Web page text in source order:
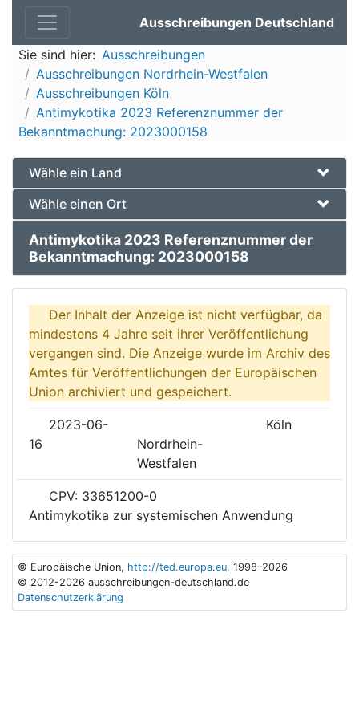
Ausschreibungen Deutschland
Sie sind hier: Ausschreibungen
Ausschreibungen Nordrhein-Westfalen
Ausschreibungen Köln
Antimykotika 2023 Referenznummer der
Bekanntmachung: 2023000158
Wähle ein Land
Wähle einen Ort
Antimykotika 2023 Referenznummer der
Bekanntmachung: 2023000158
Der Inhalt der Anzeige ist nicht verfügbar, da
mindestens 4 Jahre seit ihrer Veröffentlichung
vergangen sind. Die Anzeige wurde im Archiv des
Amtes für Veröffentlichungen der Europäischen
Union archiviert und gespeichert.
2023-06-
16
Nordrhein-
Westfalen
Köln
CPV: 33651200-0
Antimykotika zur systemischen Anwendung
© Europäische Union, http://ted.europa.eu, 1998–2026
© 2012-2026 ausschreibungen-deutschland.de
Datenschutzerklärung